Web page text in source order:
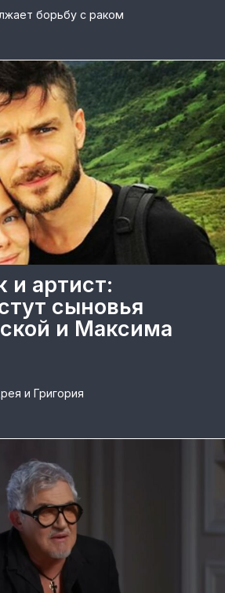
борьбу с раком
и артист:
сыновья
и Максима
и Григория